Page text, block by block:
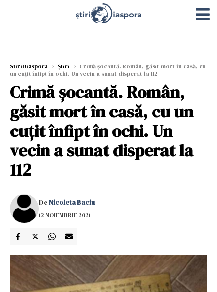
StiriDiaspora › Știri › Crimă șocantă. Român, găsit mort în casă, cu
un cuțit înfipt în ochi. Un vecin a sunat disperat la 112
Crimă șocantă. Român,
găsit mort în casă, cu un
cuțit înfipt în ochi. Un
vecin a sunat disperat la
112
DeNicoleta Baciu
12 NOIEMBRIE 2021